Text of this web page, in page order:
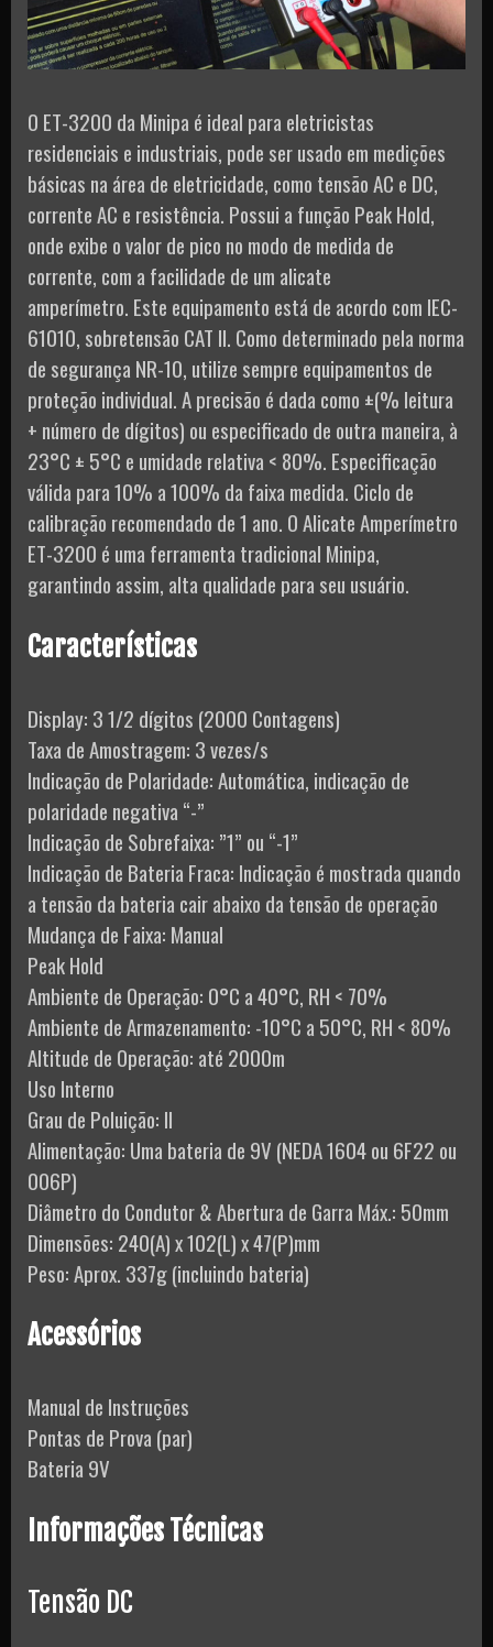
O ET-3200 da Minipa é ideal para eletricistas
residenciais e industriais, pode ser usado em medições
básicas na área de eletricidade, como tensão AC e DC,
corrente AC e resistência. Possui a função Peak Hold,
onde exibe o valor de pico no modo de medida de
corrente, com a facilidade de um alicate
amperímetro. Este equipamento está de acordo com IEC-
61010, sobretensão CAT II. Como determinado pela norma
de segurança NR-10, utilize sempre equipamentos de
proteção individual. A precisão é dada como ±(% leitura
+ número de dígitos) ou especificado de outra maneira, à
23°C ± 5°C e umidade relativa < 80%. Especificação
válida para 10% a 100% da faixa medida. Ciclo de
calibração recomendado de 1 ano. O Alicate Amperímetro
ET-3200 é uma ferramenta tradicional Minipa,
garantindo assim, alta qualidade para seu usuário.
Características
Display: 3 1/2 dígitos (2000 Contagens)
Taxa de Amostragem: 3 vezes/s
Indicação de Polaridade: Automática, indicação de
polaridade negativa “-”
Indicação de Sobrefaixa: ”1” ou “-1”
Indicação de Bateria Fraca: Indicação é mostrada quando
a tensão da bateria cair abaixo da tensão de operação
Mudança de Faixa: Manual
Peak Hold
Ambiente de Operação: 0°C a 40°C, RH < 70%
Ambiente de Armazenamento: -10°C a 50°C, RH < 80%
Altitude de Operação: até 2000m
Uso Interno
Grau de Poluição: II
Alimentação: Uma bateria de 9V (NEDA 1604 ou 6F22 ou
006P)
Diâmetro do Condutor & Abertura de Garra Máx.: 50mm
Dimensões: 240(A) x 102(L) x 47(P)mm
Peso: Aprox. 337g (incluindo bateria)
Acessórios
Manual de Instruções
Pontas de Prova (par)
Bateria 9V
Informações Técnicas
Tensão DC